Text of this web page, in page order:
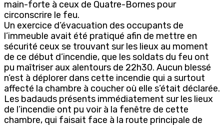
main-forte à ceux de Quatre-Bornes pour
circonscrire le feu.
Un exercice d’évacuation des occupants de
l’immeuble avait été pratiqué afin de mettre en
sécurité ceux se trouvant sur les lieux au moment
de ce début d’incendie, que les soldats du feu ont
pu maîtriser aux alentours de 22h30. Aucun blessé
n’est à déplorer dans cette incendie qui a surtout
affecté la chambre à coucher où elle s’était déclarée.
Les badauds présents immédiatement sur les lieux
de l’incendie ont pu voir à la fenêtre de cette
chambre, qui faisait face à la route principale de